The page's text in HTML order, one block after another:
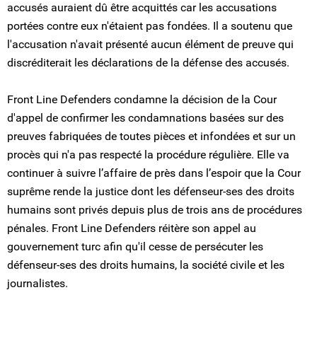
accusés auraient dû être acquittés car les accusations
portées contre eux n'étaient pas fondées. Il a soutenu que
l'accusation n'avait présenté aucun élément de preuve qui
discréditerait les déclarations de la défense des accusés.
Front Line Defenders condamne la décision de la Cour
d'appel de confirmer les condamnations basées sur des
preuves fabriquées de toutes pièces et infondées et sur un
procès qui n'a pas respecté la procédure régulière. Elle va
continuer à suivre l’affaire de près dans l’espoir que la Cour
suprême rende la justice dont les défenseur-ses des droits
humains sont privés depuis plus de trois ans de procédures
pénales. Front Line Defenders réitère son appel au
gouvernement turc afin qu'il cesse de persécuter les
défenseur-ses des droits humains, la société civile et les
journalistes.